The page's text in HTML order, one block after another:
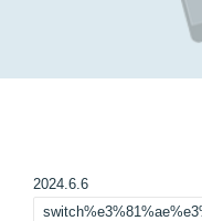
2024.6.6